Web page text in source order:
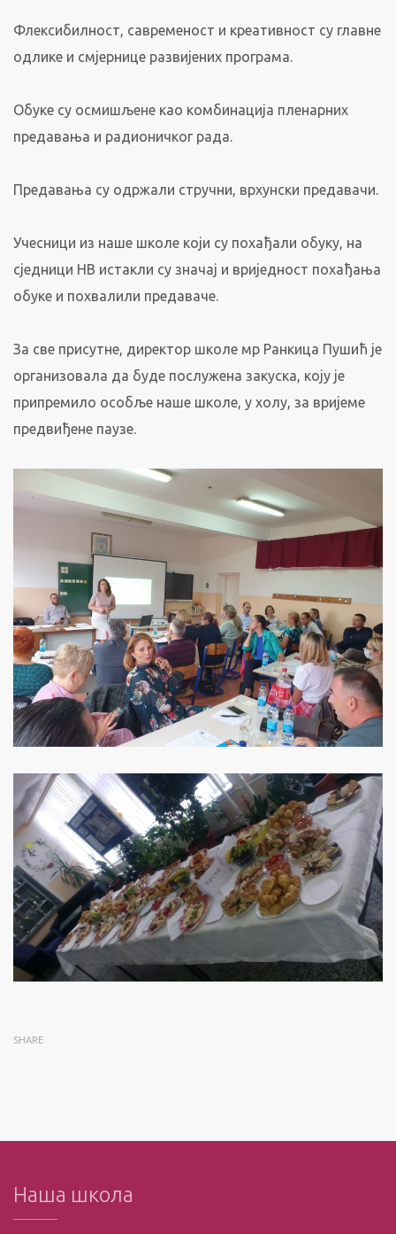
Флексибилност, савременост и креативност су главне
одлике и смјернице развијених програма.
Обуке су осмишљене као комбинација пленарних
предавања и радионичког рада.
Предавања су одржали стручни, врхунски предавачи.
Учесници из наше школе који су похађали обуку, на
сједници НВ истакли су значај и вриједност похађања
обуке и похвалили предаваче.
За све присутне, директор школе мр Ранкица Пушић је
организовала да буде послужена закуска, коју је
припремило особље наше школе, у холу, за вријеме
предвиђене паузе.
SHARE
Наша школа